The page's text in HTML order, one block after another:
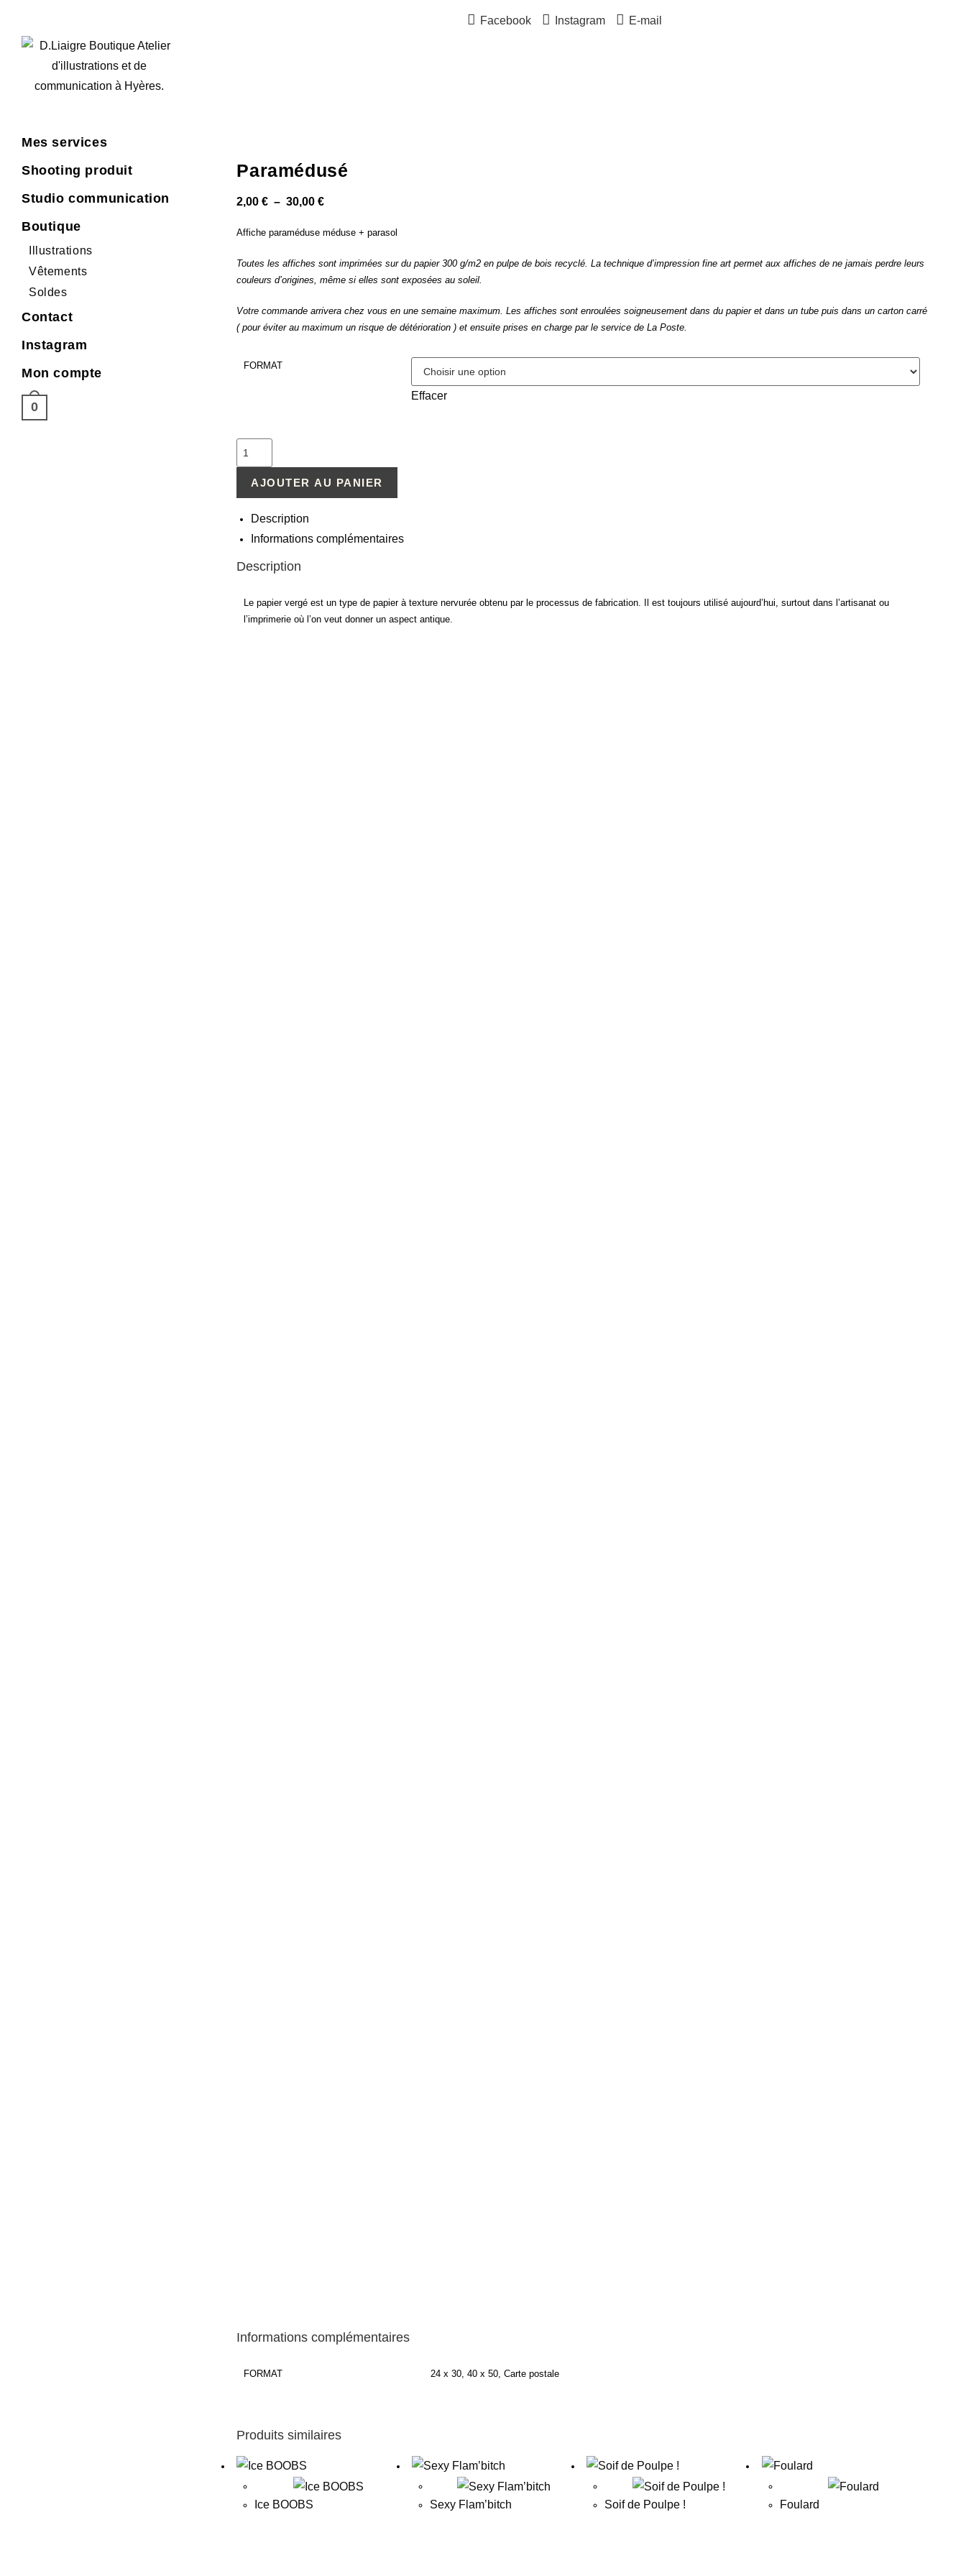
Facebook Instagram E-mail
Mes services
Shooting produit
Studio communication
Boutique
Illustrations
Vêtements
Soldes
Contact
Instagram
Mon compte
0
Paramédusé
2,00€ – 30,00€
Affiche paraméduse méduse + parasol
Toutes les affiches sont imprimées sur du papier 300 g/m2 en pulpe de bois recyclé. La technique d’impression fine art permet aux affiches de ne jamais perdre leurs
couleurs d’origines, même si elles sont exposées au soleil.
Votre commande arrivera chez vous en une semaine maximum. Les affiches sont enroulées soigneusement dans du papier et dans un tube puis dans un carton carré
( pour éviter au maximum un risque de détérioration ) et ensuite prises en charge par le service de La Poste.
FORMAT
Effacer
AJOUTER AU PANIER
Description
Informations complémentaires
Description
Le papier vergé est un type de papier à texture nervurée obtenu par le processus de fabrication. Il est toujours utilisé aujourd’hui, surtout dans l’artisanat ou
l’imprimerie où l’on veut donner un aspect antique.
Informations complémentaires
FORMAT 24 x 30, 40 x 50, Carte postale
Produits similaires
Ice BOOBS Sexy Flam’bitch Soif de Poulpe ! Foulard